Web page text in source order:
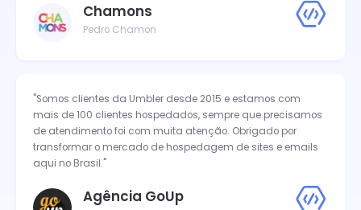
Chamons
Pedro Chamon
"Somos clientes da Umbler desde 2015 e estamos com
mais de 100 clientes hospedados, sempre que precisamos
de atendimento foi com muita atenção. Obrigado por
transformar o mercado de hospedagem de sites e emails
aqui no Brasil."
Agência GoUp